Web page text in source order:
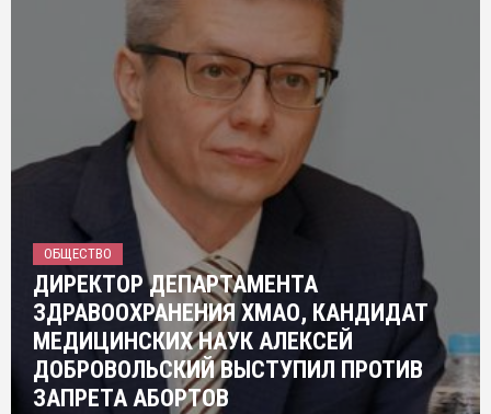
ОБЩЕСТВО
ДИРЕКТОР ДЕПАРТАМЕНТА
ЗДРАВООХРАНЕНИЯ ХМАО, КАНДИДАТ
МЕДИЦИНСКИХ НАУК АЛЕКСЕЙ
ДОБРОВОЛЬСКИЙ ВЫСТУПИЛ ПРОТИВ
ЗАПРЕТА АБОРТОВ